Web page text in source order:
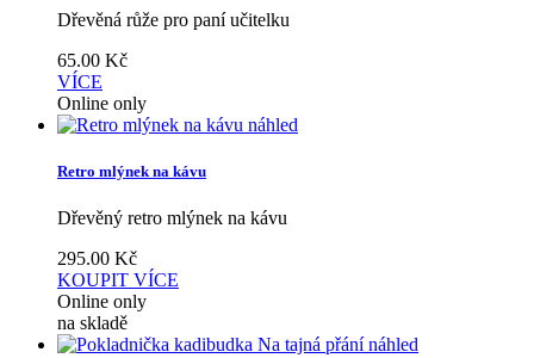
Dřevěná růže pro paní učitelku
65.00 Kč
VÍCE
Online only
náhled
Retro mlýnek na kávu
Dřevěný retro mlýnek na kávu
295.00 Kč
KOUPIT VÍCE
Online only
na skladě
náhled